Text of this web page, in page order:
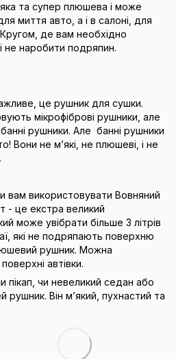
та супер плюшева і може
миття авто, а і в салоні, для
де вам необхідно
не наробити подряпин.
це рушник для сушки.
мікрофіброві рушники, але
рушники. Але банні рушники
Вони не м’які, не плюшеві, і не
використовувати Вовняний
- це екстра великий
може увібрати більше 3 літрів
які не подряпають поверхню
рушник. Можна
автівки.
пікап, чи невеликий седан або
рушник. Він м’який, пухнастий та